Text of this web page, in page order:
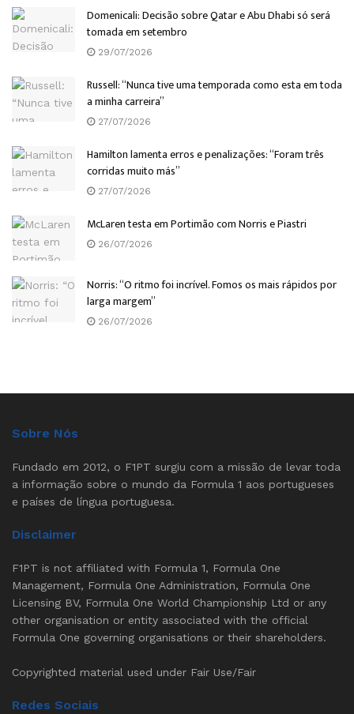
Domenicali: Decisão sobre Qatar e Abu Dhabi só será
tomada em setembro
29/07/2026
Russell: “Nunca tive uma temporada como esta em toda
a minha carreira”
27/07/2026
Hamilton lamenta erros e penalizações: “Foram três
corridas muito más”
27/07/2026
McLaren testa em Portimão com Norris e Piastri
26/07/2026
Norris: “O ritmo foi incrível. Fomos os mais rápidos por
larga margem”
26/07/2026
Sobre Nós
Fundado em 2012, o F1PT surgiu com a missão de levar toda
a informação sobre o mundo da Formula 1 aos portugueses
e países de língua portuguesa.
Disclaimer
F1PT is not affiliated with Formula 1, Formula One
Management, Formula One Administration, Formula One
Licensing BV, Formula One World Championship Ltd or any
other organisation or entity associated with the official
Formula One governing organisations or their shareholders.
Copyrighted material used under Fair Use/Fair
Redes Sociais